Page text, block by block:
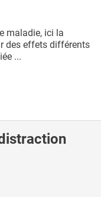
maladie, ici la
des effets différents
...